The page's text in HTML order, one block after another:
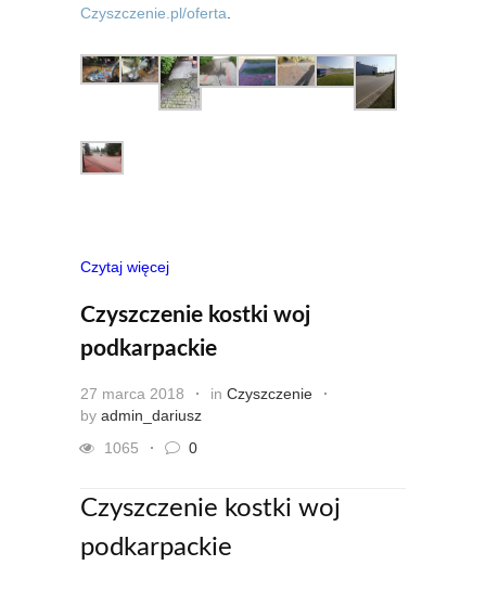
Czyszczenie.pl/oferta.
Czytaj więcej
Czyszczenie kostki woj
podkarpackie
27 marca 2018 in Czyszczenie
by admin_dariusz
1065
0
Czyszczenie kostki woj
podkarpackie